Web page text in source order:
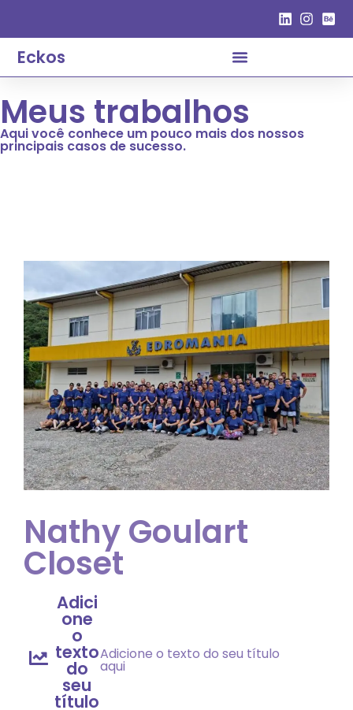
Eckos
Meus trabalhos
Aqui você conhece um pouco mais dos nossos
principais casos de sucesso.
Nathy Goulart
Closet
Adici
one
o
texto
do
seu
título
Adicione o texto do seu título
aqui